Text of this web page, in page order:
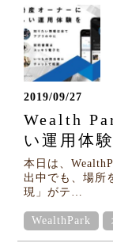
2019/09/27
Wealth
い運用体
本日は、
出中でも、場所
現」がテ…
WealthPark